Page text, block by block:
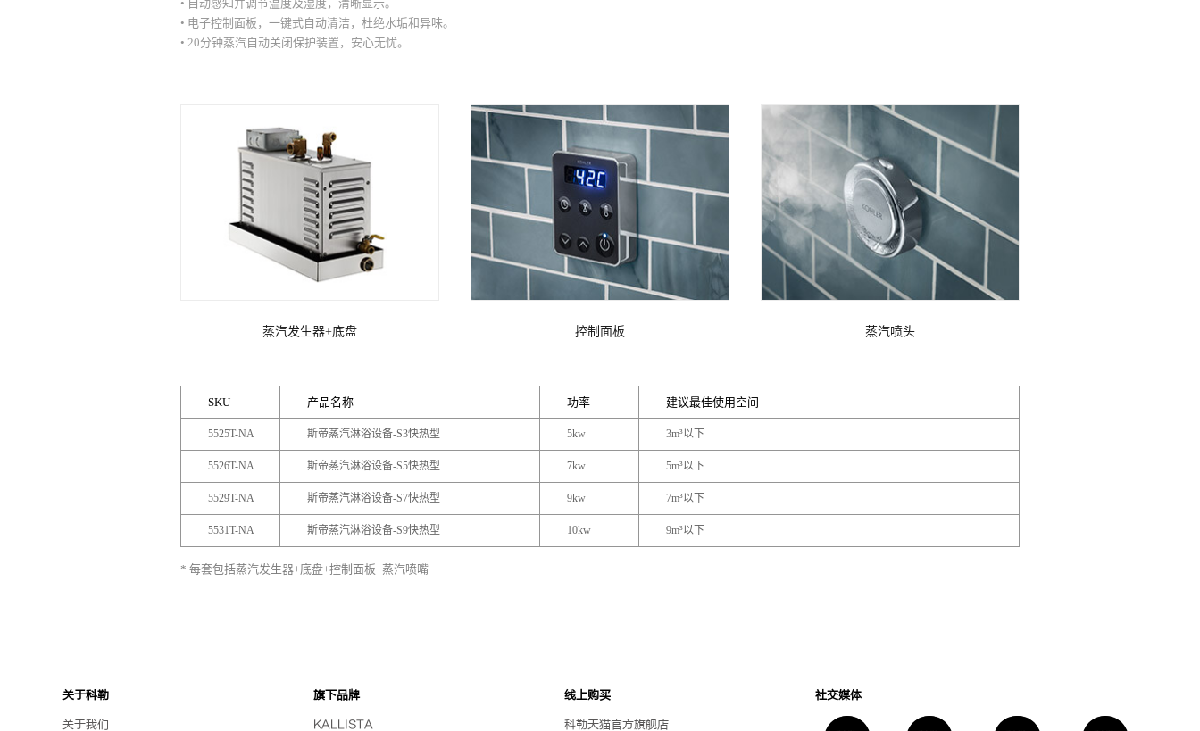
• 自动感知并调节温度及湿度，清晰显示。
• 电子控制面板，一键式自动清洁，杜绝水垢和异味。
• 20分钟蒸汽自动关闭保护装置，安心无忧。
蒸汽发生器+底盘 控制面板 蒸汽喷头
SKU 产品名称 功率 建议最佳使用空间
5525T-NA 斯帝蒸汽淋浴设备-S3快热型 5kw 3m³以下
5526T-NA 斯帝蒸汽淋浴设备-S5快热型 7kw 5m³以下
5529T-NA 斯帝蒸汽淋浴设备-S7快热型 9kw 7m³以下
5531T-NA 斯帝蒸汽淋浴设备-S9快热型 10kw 9m³以下
* 每套包括蒸汽发生器+底盘+控制面板+蒸汽喷嘴
关于科勒
关于我们
旗下品牌
KALLISTA
线上购买
科勒天猫官方旗舰店
社交媒体